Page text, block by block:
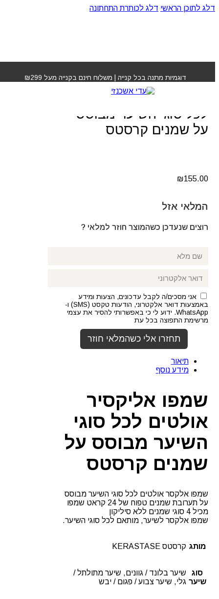
דלג לתוכן הראשי דלג לכותרת התחתונה
דוגמיות מתנה בכל קנייה | משלוח חינם בקנייה מעל ₪299
מבוסס על שמנים קרסטס
שמפו אליקסיר אולטים
לכל סוגי השיער מבוסס
על שמנים קרסטס
₪155.00
המלאי אזל
רוצים שנעדכן כשהמוצר חוזר למלאי ?
אני מסכים/ה לקבל עדכונים, הצעות ומידע
באמצעות דואר אלקטרוני, הודעות טקסט (SMS) ו-
WhatsApp. ידוע לי כי באפשרותי להסיר את עצמי
מרשימת התפוצה בכל עת
תיאור
מידע נוסף
שמפו אליקסיר
אולטים לכל סוגי
השיער מבוסס על
שמנים קרסטס
שמפו אלקסר אולטים לכל סוגי השיער מבוסס
על תערובת שמנים טפוח של 24 קראט שמפו
מכיל 4 סוגי שמנים ללא סיליקון
שמפו אלקסר לשיער, מותאם לכל סוגי השיער.
מותג קרסטס KERASTASE
סוג
שיער
שיער בלונד / גוונים, שיער מתולתל /
גלי, שיער צבוע / פגום / יבש